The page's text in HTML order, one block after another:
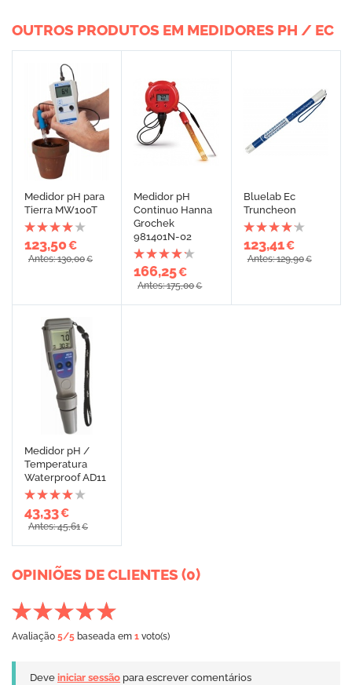
OUTROS PRODUTOS EM MEDIDORES PH / EC
Medidor pH para
Tierra MW100T
123,50€
Antes: 130,00€
Medidor pH
Continuo Hanna
Grochek
981401N-02
166,25€
Antes: 175,00€
Bluelab Ec
Truncheon
123,41€
Antes: 129,90€
Medidor pH /
Temperatura
Waterproof AD11
43,33€
Antes: 45,61€
OPINIÕES DE CLIENTES (0)
Avaliação 5/5 baseada em 1 voto(s)
Deve iniciar sessão para escrever comentários